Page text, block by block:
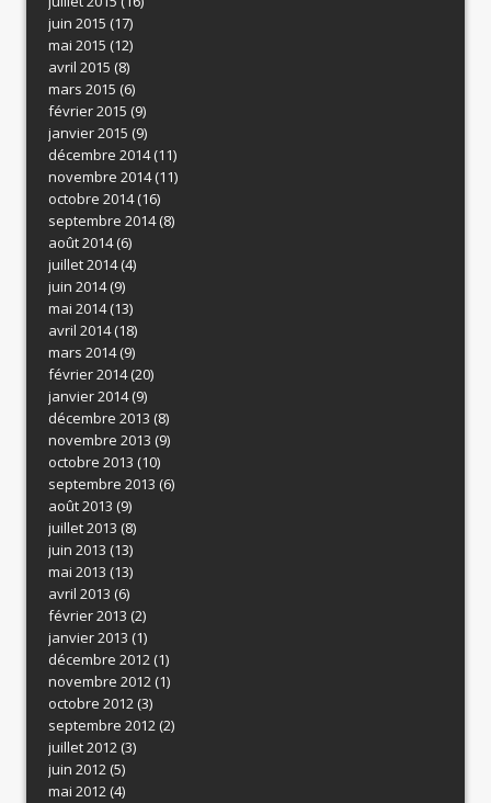
juin 2015 (17)
mai 2015 (12)
avril 2015 (8)
mars 2015 (6)
février 2015 (9)
janvier 2015 (9)
décembre 2014(11)
novembre 2014(11)
octobre 2014(16)
septembre 2014(8)
août 2014(6)
juillet 2014(4)
juin 2014(9)
mai 2014(13)
avril 2014(18)
mars 2014(9)
février 2014(20)
janvier 2014(9)
décembre 2013 (8)
novembre 2013 (9)
octobre 2013 (10)
septembre 2013 (6)
août 2013 (9)
juillet 2013 (8)
juin 2013 (13)
mai 2013 (13)
avril 2013 (6)
février 2013 (2)
janvier 2013 (1)
décembre 2012(1)
novembre 2012(1)
octobre 2012(3)
septembre 2012(2)
juillet 2012(3)
juin 2012(5)
mai 2012(4)